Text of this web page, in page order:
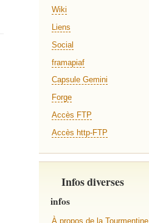
Wiki
Liens
Social
framapiaf
Capsule Gemini
Forge
Accès FTP
Accès http-FTP
Infos diverses
infos
À propos de la Tourmentine